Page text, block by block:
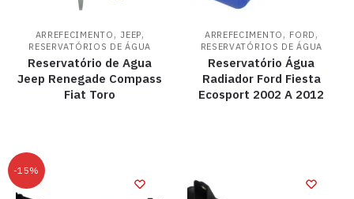
ARREFECIMENTO ,JEEP,
RESERVATÓRIOS DE ÁGUA
Reservatório de Agua
Jeep Renegade Compass
Fiat Toro
ARREFECIMENTO , FORD ,
RESERVATÓRIOS DE ÁGUA
Reservatório Água
Radiador Ford Fiesta
Ecosport 2002 A 2012
-15%